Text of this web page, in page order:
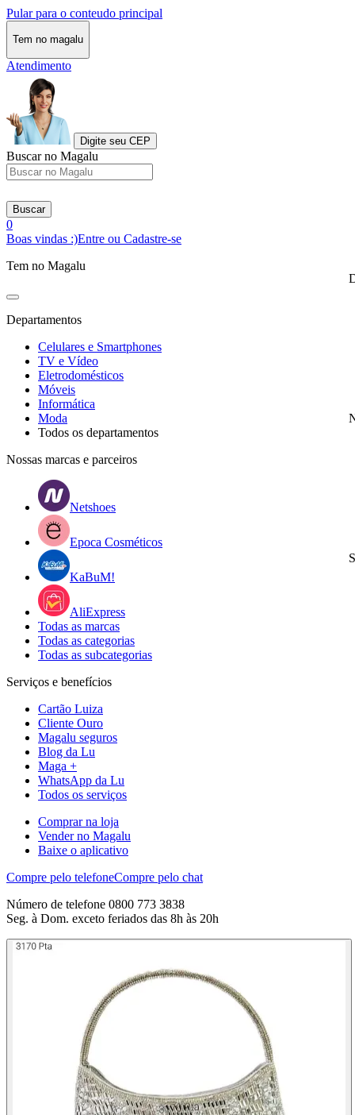
Pular para o conteudo principal
Tem no magalu
Atendimento
Digite seu CEP
Buscar no Magalu
Buscar
0
Boas vindas :)Entre ou Cadastre-se
Tem no Magalu
Departamentos
Celulares e Smartphones
TV e Vídeo
Eletrodomésticos
Móveis
Informática
Moda
Todos os departamentos
Nossas marcas e parceiros
Netshoes
Epoca Cosméticos
KaBuM!
AliExpress
Todas as marcas
Todas as categorias
Todas as subcategorias
Serviços e benefícios
Cartão Luiza
Cliente Ouro
Magalu seguros
Blog da Lu
Maga +
WhatsApp da Lu
Todos os serviços
Comprar na loja
Vender no Magalu
Baixe o aplicativo
Compre pelo telefoneCompre pelo chat
Número de telefone 0800 773 3838
Seg. à Dom. exceto feriados das 8h às 20h